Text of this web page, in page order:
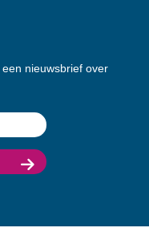
nieuwsbrief over